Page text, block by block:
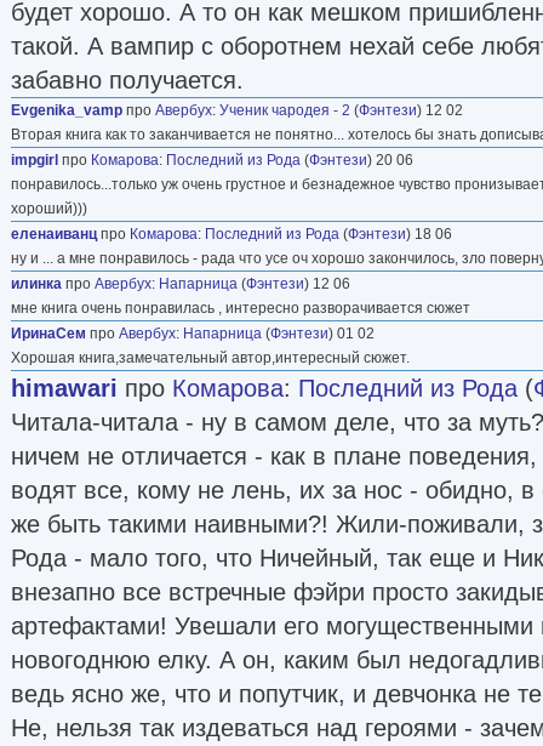
будет хорошо. А то он как мешком
такой. А вампир с оборотнем нехай себе
забавно получается.
Evgenika_vamp про Авербух: Ученик чародея - 2 (Фэнтези) 12 02
Вторая книга как то заканчивается не понятно... хотелось бы знать
impgirl про Комарова: Последний из Рода (Фэнтези) 20 06
понравилось...только уж очень грустное и безнадежное чувство
хороший)))
еленаиванцпро Комарова: Последний из Рода (Фэнтези) 18 06
ну и ... а мне понравилось - рада что усе оч хорошо закончилось, зло
илинка про Авербух: Напарница (Фэнтези) 12 06
мне книга очень понравилась , интересно разворачивается сюжет
ИринаСем про Авербух: Напарница (Фэнтези) 01 02
Хорошая книга,замечательный автор,интересный сюжет.
himawari про Комарова: Последний из Рода (
Читала-читала - ну в самом деле, что за
ничем не отличается - как в плане
водят все, кому не лень, их за нос - обидно,
же быть такими наивными?! Жили-поживали,
Рода - мало того, что Ничейный, так еще и
внезапно все встречные фэйри просто
артефактами! Увешали его могущественными
новогоднюю елку. А он, каким был
ведь ясно же, что и попутчик, и девчонка не
Не, нельзя так издеваться над героями -